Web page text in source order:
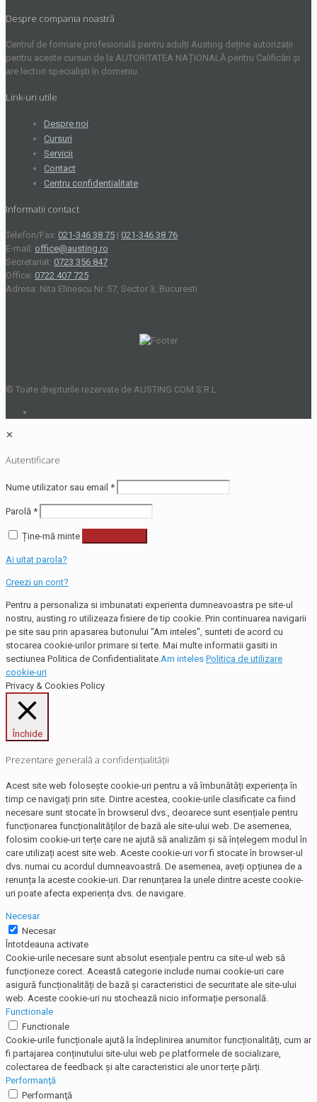
Despre compania noastră
Centrul de formare profesională pentru adulți Austing deține autorizații
pentru aceste cursuri de la AUTORITATEA NAȚIONALĂ pentru Calificări și
are lectori specialiști în domeniu.
Link-uri utile
Despre noi
Cursuri
Servicii
Contact
Centru confidentialitate
Informatii contact
Telefon/Fax: 021-346 38 75 | 021-346 38 76
E-mail: office@austing.ro
Secretariat: 0723 356 847
Office: 0722 407 725
Adresa: Nita Elinescu Nr. 57, Sector 3, Bucuresti
© Toate drepturile rezervate de AUSTING COM S.R.L.
✕
Autentificare
Nume utilizator sau email *
Parolă *
Ține-mă minte
Ai uitat parola?
Creezi un cont?
Pentru a personaliza si imbunatati experienta dumneavoastra pe site-ul
nostru, austing.ro utilizeaza fisiere de tip cookie. Prin continuarea navigarii
pe site sau prin apasarea butonului "Am inteles", sunteti de acord cu
stocarea cookie-urilor primare si terte. Mai multe informatii gasiti in
sectiunea Politica de Confidentialitate. Am inteles Politica de utilizare
cookie-uri
Privacy & Cookies Policy
Închide
Prezentare generală a confidențialității
Acest site web folosește cookie-uri pentru a vă îmbunătăți experiența în
timp ce navigați prin site. Dintre acestea, cookie-urile clasificate ca fiind
necesare sunt stocate în browserul dvs., deoarece sunt esențiale pentru
funcționarea funcționalităților de bază ale site-ului web. De asemenea,
folosim cookie-uri terțe care ne ajută să analizăm și să înțelegem modul în
care utilizați acest site web. Aceste cookie-uri vor fi stocate în browser-ul
dvs. numai cu acordul dumneavoastră. De asemenea, aveți opțiunea de a
renunța la aceste cookie-uri. Dar renunțarea la unele dintre aceste cookie-
uri poate afecta experiența dvs. de navigare.
Necesar
Necesar
Întotdeauna activate
Cookie-urile necesare sunt absolut esențiale pentru ca site-ul web să
funcționeze corect. Această categorie include numai cookie-uri care
asigură funcționalități de bază și caracteristici de securitate ale site-ului
web. Aceste cookie-uri nu stochează nicio informație personală.
Functionale
Functionale
Cookie-urile funcționale ajută la îndeplinirea anumitor funcționalități, cum ar
fi partajarea conținutului site-ului web pe platformele de socializare,
colectarea de feedback și alte caracteristici ale unor terțe părți.
Performanţă
Performanţă